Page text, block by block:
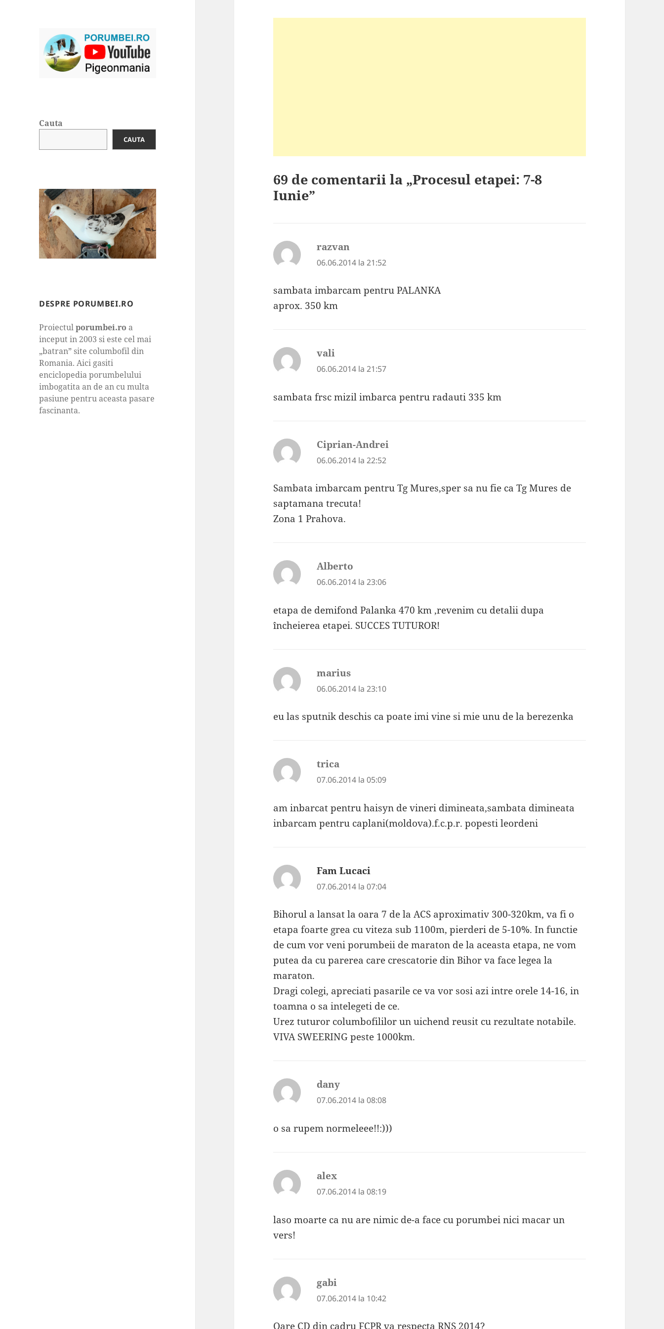
Cauta
CAUTA
DESPRE PORUMBEI.RO
Proiectulporumbei.ro a
inceput in 2003 si este cel mai
„batran” site columbofil din
Romania. Aici gasiti
enciclopedia porumbelului
imbogatita an de an cu multa
pasiune pentru aceasta pasare
fascinanta.
69 de comentarii la „Procesul etapei: 7-8
Iunie”
razvan
06.06.2014 la 21:52
sambata imbarcam pentru PALANKA
aprox. 350 km
vali
06.06.2014 la 21:57
sambata frsc mizil imbarca pentru radauti 335 km
Ciprian-Andrei
06.06.2014 la 22:52
Sambata imbarcam pentru Tg Mures,sper sa nu fie ca Tg Mures de
saptamana trecuta!
Zona 1 Prahova.
Alberto
06.06.2014 la 23:06
etapa de demifond Palanka 470 km ,revenim cu detalii dupa
încheierea etapei. SUCCES TUTUROR!
marius
06.06.2014 la 23:10
eu las sputnik deschis ca poate imi vine si mie unu de la berezenka
trica
07.06.2014 la 05:09
am inbarcat pentru haisyn de vineri dimineata,sambata dimineata
inbarcam pentru caplani(moldova).f.c.p.r. popesti leordeni
Fam Lucaci
07.06.2014 la 07:04
Bihorul a lansat la oara 7 de la ACS aproximativ 300-320km, va fi o
etapa foarte grea cu viteza sub 1100m, pierderi de 5-10%. In functie
de cum vor veni porumbeii de maraton de la aceasta etapa, ne vom
putea da cu parerea care crescatorie din Bihor va face legea la
maraton.
Dragi colegi, apreciati pasarile ce va vor sosi azi intre orele 14-16, in
toamna o sa intelegeti de ce.
Urez tuturor columbofililor un uichend reusit cu rezultate notabile.
VIVA SWEERING peste 1000km.
dany
07.06.2014 la 08:08
o sa rupem normeleee!!:)))
alex
07.06.2014 la 08:19
laso moarte ca nu are nimic de-a face cu porumbei nici macar un
vers!
gabi
07.06.2014 la 10:42
Oare CD din cadru FCPR va respecta RNS 2014?